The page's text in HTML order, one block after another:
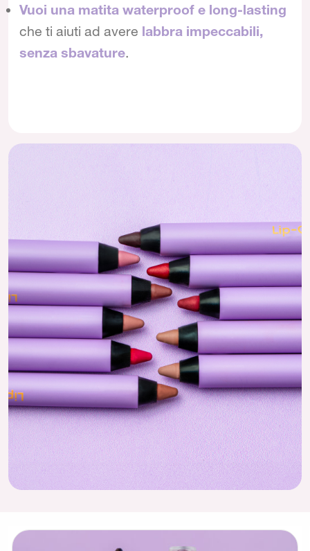
Vuoi una matita waterproof e long-lasting
che ti aiuti ad avere labbra impeccabili,
senza sbavature.